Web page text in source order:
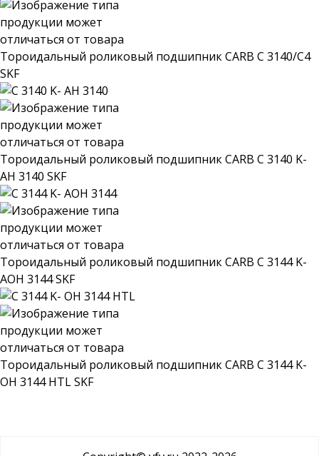
Тороидальный роликовый подшипник CARB C 3140/C4
SKF
Тороидальный роликовый подшипник CARB C 3140 K-
AH 3140 SKF
Тороидальный роликовый подшипник CARB C 3144 K-
AOH 3144 SKF
Тороидальный роликовый подшипник CARB C 3144 K-
OH 3144 HTL SKF